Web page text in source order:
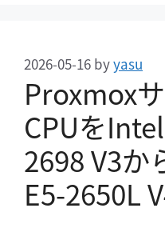
Proxmox
CPUを
2698 V3か
E5-2650L
2026-05-16 byyasu